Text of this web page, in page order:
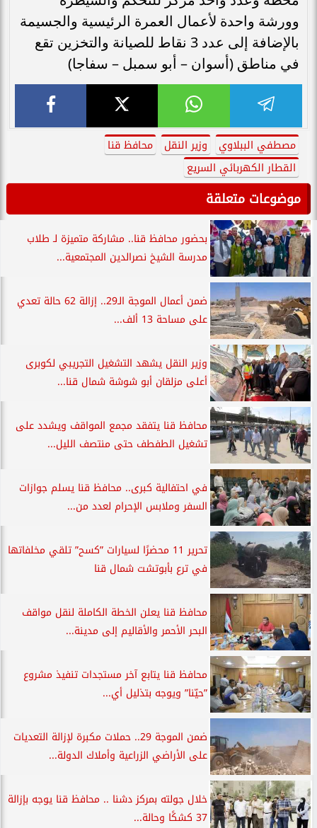
وورشة واحدة لأعمال العمرة الرئيسية والجسيمة
بالإضافة إلى عدد 3 نقاط للصيانة والتخزين تقع
في مناطق (أسوان – أبو سمبل – سفاجا)
مصطفي الببلاوي وزير النقل
محافظ قنا
القطار الكهربائي السريع
موضوعات متعلقة
بحضور محافظ قنا.. مشاركة متميزة لـ طلاب
مدرسة الشيخ نصرالدين المجتمعية...
ضمن أعمال الموجة الـ29.. إزالة 62 حالة تعدي
على مساحة 13 ألف...
وزير النقل يشهد التشغيل التجريبي لكوبرى
أعلى مزلقان أبو شوشة شمال قنا...
محافظ قنا يتفقد مجمع المواقف ويشدد على
تشغيل الطفطف حتى منتصف الليل...
في احتفالية كبرى.. محافظ قنا يسلم جوازات
السفر وملابس الإحرام لعدد من...
تحرير 11 محضرًا لسيارات ”كسح” تلقي مخلفاتها
في ترع بأبوتشت شمال قنا
محافظ قنا يعلن الخطة الكاملة لنقل مواقف
البحر الأحمر والأقاليم إلى مدينة...
محافظ قنا يتابع آخر مستجدات تنفيذ مشروع
”حيّنا” ويوجه بتذليل أي...
ضمن الموجة 29.. حملات مكبرة لإزالة التعديات
على الأراضي الزراعية وأملاك الدولة...
خلال جولته بمركز دشنا .. محافظ قنا يوجه بإزالة
37 كشكًا وحالة...